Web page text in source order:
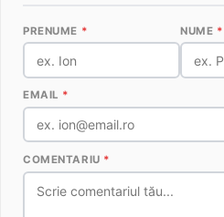
PRENUME * NUME *
EMAIL *
COMENTARIU *